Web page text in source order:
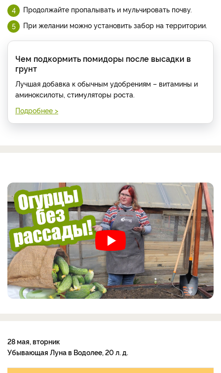
Продолжайте пропалывать и мульчировать почву.
При желании можно установить забор на территории.
Чем подкормить помидоры после высадки в
грунт
Лучшая добавка к обычным удобрениям – витамины и
аминоксилоты, стимуляторы роста.
Подробнее >
28 мая, вторник
Убывающая Луна в Водолее, 20 л. д.